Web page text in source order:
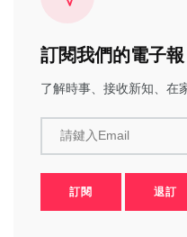
訂閱我們的電子報
了解時事、接收新知、在
請鍵入Email
訂閱 退訂